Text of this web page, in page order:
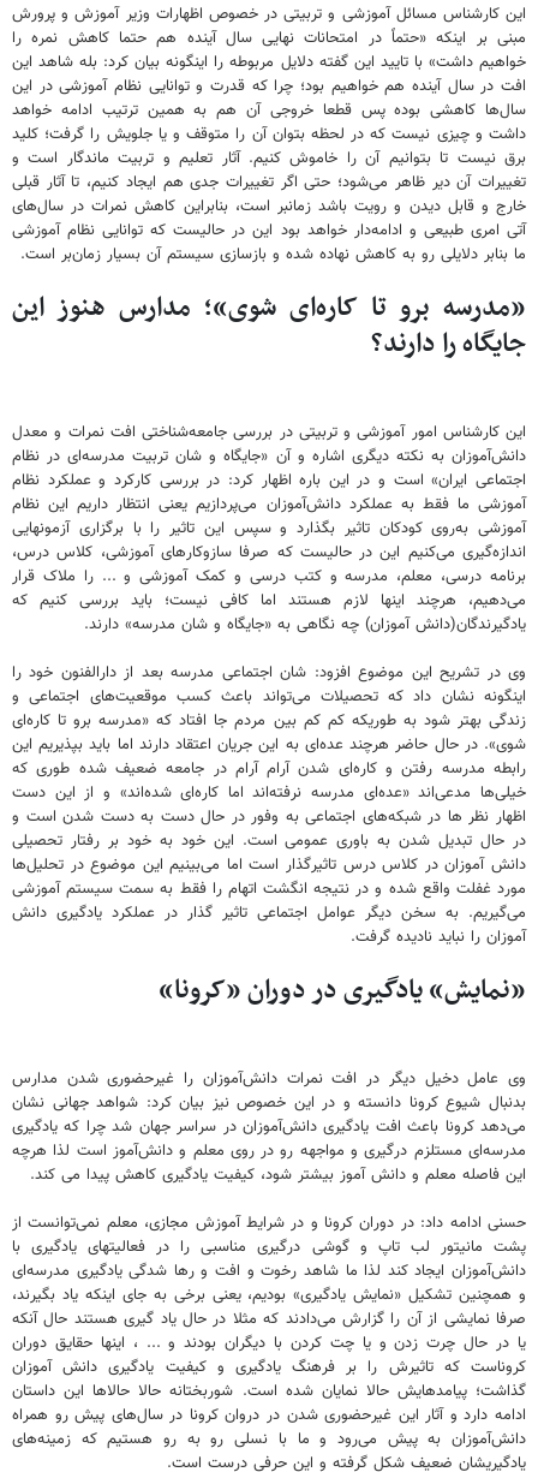
این کارشناس مسائل آموزشی و تربیتی در خصوص اظهارات وزیر آموزش و پرورش
مبنی بر اینکه «حتماً در امتحانات نهایی سال آینده هم حتما کاهش نمره را
خواهیم داشت» با تایید این گفته دلایل مربوطه را اینگونه بیان کرد: بله شاهد این
افت در سال آینده هم خواهیم بود؛ چرا که قدرت و توانایی نظام آموزشی در این
سال‌ها کاهشی بوده پس قطعا خروجی آن هم به همین ترتیب ادامه خواهد
داشت و چیزی نیست که در لحظه بتوان آن را متوقف و یا جلویش را گرفت؛ کلید
برق نیست تا بتوانیم آن را خاموش کنیم. آثار تعلیم و تربیت ماندگار است و
تغییرات آن دیر ظاهر می‌شود؛ حتی اگر تغییرات جدی هم ایجاد کنیم، تا آثار قبلی
خارج و قابل دیدن و رویت باشد زمانبر است، بنابراین کاهش نمرات در سال‌های
آتی امری طبیعی و ادامه‌دار خواهد بود این در حالیست که توانایی نظام آموزشی
ما بنابر دلایلی رو به کاهش نهاده شده و بازسازی سیستم آن بسیار زمان‌بر است.
«مدرسه برو تا کاره‌ای شوی»؛ مدارس هنوز این
جایگاه را دارند؟
این کارشناس امور آموزشی و تربیتی در بررسی جامعه‌شناختی افت نمرات و معدل
دانش‌آموزان به نکته دیگری اشاره و آن «جایگاه و شان تربیت مدرسه‌ای در نظام
اجتماعی ایران» است و در این باره اظهار کرد: در بررسی کارکرد و عملکرد نظام
آموزشی ما فقط به عملکرد دانش‌آموزان می‌پردازیم یعنی انتظار داریم این نظام
آموزشی به‌روی کودکان تاثیر بگذارد و سپس این تاثیر را با برگزاری آزمونهایی
اندازه‌گیری می‌کنیم این در حالیست که صرفا سازوکارهای آموزشی، کلاس درس،
برنامه درسی، معلم، مدرسه و کتب درسی و کمک آموزشی‌ و ... را ملاک قرار
می‌دهیم، هرچند اینها لازم هستند اما کافی نیست؛ باید بررسی کنیم که
یادگیرندگان(دانش آموزان) چه نگاهی به «جایگاه و شان مدرسه» دارند.
وی در تشریح این موضوع افزود: شان اجتماعی مدرسه بعد از دارالفنون خود را
اینگونه نشان داد که تحصیلات می‌تواند باعث کسب موقعیت‌های اجتماعی و
زندگی بهتر شود به طوریکه کم کم بین مردم جا افتاد که «مدرسه برو تا کاره‌ای
شوی». در حال حاضر هرچند عده‌ای به این جریان اعتقاد دارند اما باید بپذیریم این
رابطه مدرسه رفتن و کاره‌ای شدن آرام آرام در جامعه ضعیف شده طوری که
خیلی‌ها مدعی‌اند «عده‌ای مدرسه‌ نرفته‌اند اما کاره‌ای شده‌اند» و از این دست
اظهار نظر ها در شبکه‌های اجتماعی به وفور در حال دست به دست شدن است و
در حال تبدیل شدن به باوری عمومی است. این خود به خود بر رفتار تحصیلی
دانش آموزان در کلاس درس تاثیرگذار است اما می‌بینیم این موضوع در تحلیل‌ها
مورد غفلت واقع شده و در نتیجه انگشت اتهام را فقط به سمت سیستم آموزشی
می‌گیریم. به سخن دیگر عوامل اجتماعی تاثیر گذار در عملکرد یادگیری دانش
آموزان را نباید نادیده گرفت.
«نمایش» یادگیری در دوران «کرونا»
وی عامل دخیل دیگر در افت نمرات دانش‌آموزان را غیرحضوری شدن مدارس
بدنبال شیوع کرونا دانسته و در این خصوص نیز بیان کرد: شواهد جهانی نشان
می‌دهد کرونا باعث افت یادگیری دانش‌آموزان در سراسر جهان شد چرا که یادگیری
مدرسه‌ای مستلزم درگیری و مواجهه رو در روی معلم و دانش‌آموز است لذا هرچه
این فاصله معلم و دانش آموز بیشتر شود، کیفیت یادگیری کاهش پیدا می کند.
حسنی ادامه داد: در دوران کرونا و در شرایط آموزش مجازی، معلم نمی‌توانست از
پشت مانیتور لب تاپ و گوشی درگیری مناسبی را در فعالیتهای یادگیری با
دانش‌آموزان ایجاد کند لذا ما شاهد رخوت و افت و رها شدگی یادگیری مدرسه‌ای
و همچنین تشکیل «نمایش یادگیری» بودیم، یعنی برخی به جای اینکه یاد بگیرند،
صرفا نمایشی از آن را گزارش می‌دادند که مثلا در حال یاد گیری هستند حال آنکه
یا در حال چرت زدن و یا چت کردن با دیگران بودند و ... ، اینها حقایق دوران
کروناست که تاثیرش را بر فرهنگ یادگیری و کیفیت یادگیری دانش آموزان
گذاشت؛ پیامدهایش حالا نمایان شده است. شوربختانه حالا حالاها این داستان
ادامه دارد و آثار این غیرحضوری شدن در دروان کرونا در سال‌های پیش رو همراه
دانش‌آموزان به پیش می‌رود و ما با نسلی رو به رو هستیم که زمینه‌های
یادگیریشان ضعیف شکل گرفته و این حرفی درست است.